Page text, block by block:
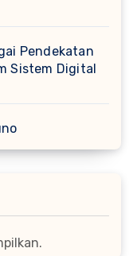
Pendekatan
Sistem Digital